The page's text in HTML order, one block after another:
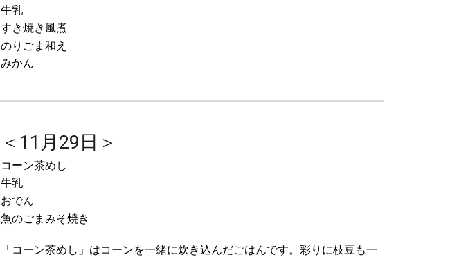
牛乳
すき焼き風煮
のりごま和え
みかん
＜11月29日＞
コーン茶めし
牛乳
おでん
魚のごまみそ焼き
「コーン茶めし」はコーンを一緒に炊き込んだごはんです。彩りに枝豆も一